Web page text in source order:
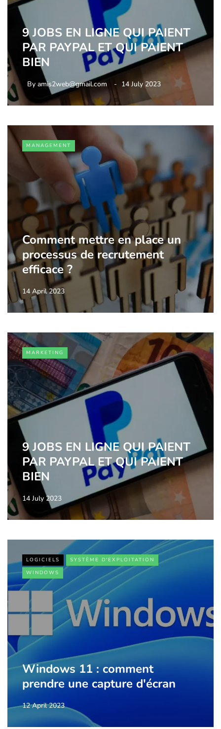
9 JOBS EN LIGNE QUI PAIENT
PAR PAYPAL ET QUI PAIENT
BIEN
By amis2web@gmail.com 14 July 2023
MANAGEMENT
Comment mettre en place un
processus de recrutement
efficace ?
14 April 2023
MARKETING
9 JOBS EN LIGNE QUI PAIENT
PAR PAYPAL ET QUI PAIENT
BIEN
14 July 2023
LOGICIELS
SYSTÈME D'EXPLOITATION
WINDOWS
Windows 11 : comment
prendre une capture d'écran
12 April 2023